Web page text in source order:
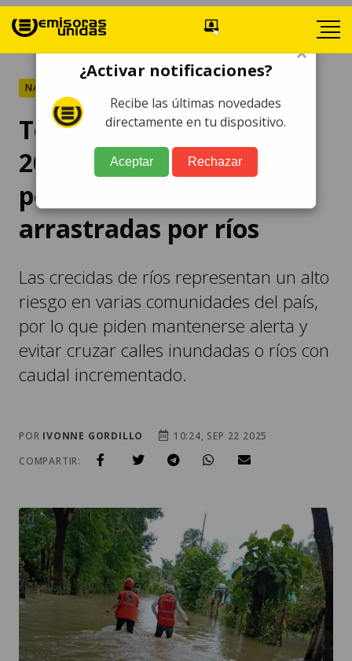
NACIONALES
Temporada de lluvias
2025: al menos 30
personas han fallecido
arrastradas por ríos
Las crecidas de ríos representan un alto
riesgo en varias comunidades del país,
por lo que piden mantenerse alerta y
evitar cruzar calles inundadas o ríos con
caudal incrementado.
POR IVONNE GORDILLO
10:24, SEP 22 2025
COMPARTIR:
×
¿Activar notificaciones?
Recibe las últimas novedades
directamente en tu dispositivo.
Aceptar Rechazar